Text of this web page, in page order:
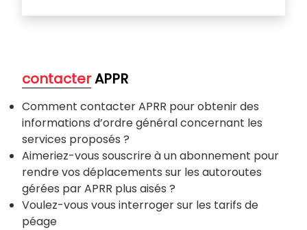
contacterAPPR
Comment contacter APRR pour obtenir des
informations d’ordre général concernant les
services proposés ?
Aimeriez-vous souscrire à un abonnement pour
rendre vos déplacements sur les autoroutes
gérées par APRR plus aisés ?
Voulez-vous vous interroger sur les tarifs de
péage